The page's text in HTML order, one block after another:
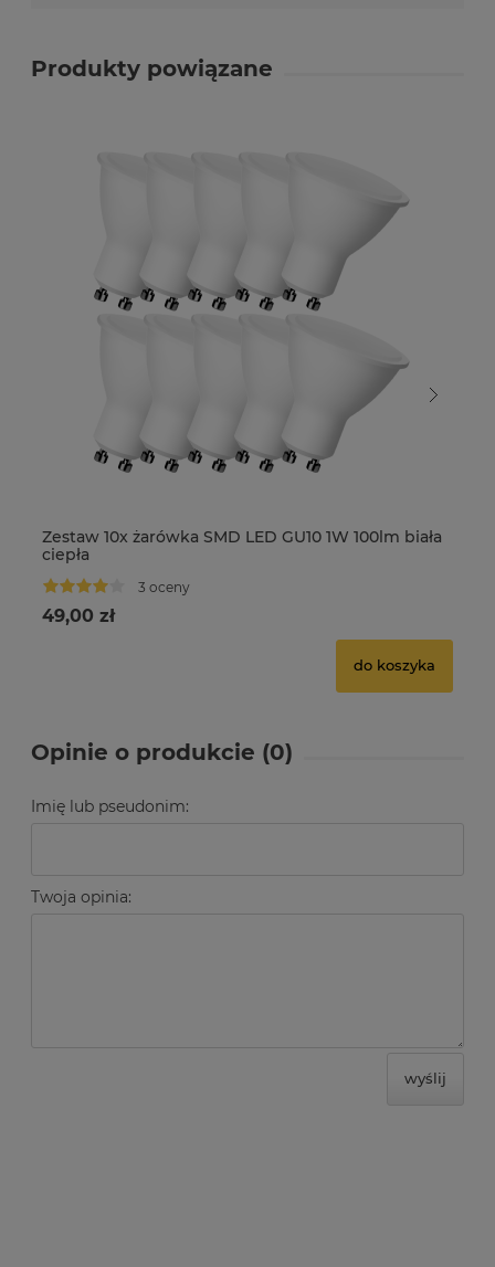
Produkty powiązane
Zestaw 10x żarówka SMD LED GU10 1W 100lm biała
ciepła
3 oceny
49,00 zł
do koszyka
Opinie o produkcie (0)
Imię lub pseudonim:
Twoja opinia:
wyślij